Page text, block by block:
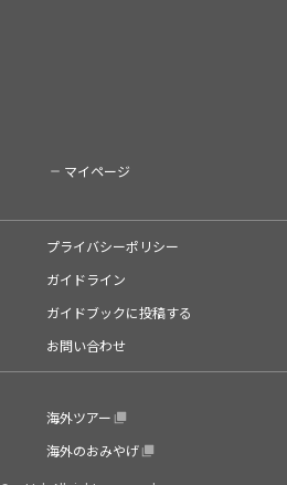
マイページ
プライバシーポリシー
ガイドライン
ガイドブックに投稿する
お問い合わせ
海外ツアー
海外のおみやげ